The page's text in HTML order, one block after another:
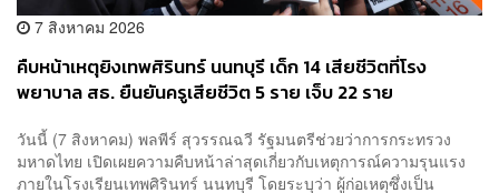
7 สิงหาคม 2026
คืบหน้าเหตุยิงเทพศิรินทร์ นนทบุรี เด็ก 14 เสียชีวิตที่โรง
พยาบาล สธ. ยืนยันครูเสียชีวิต 5 ราย เจ็บ 22 ราย
วันนี้ (7 สิงหาคม) พลพีร์ สุวรรณฉวี รัฐมนตรีช่วยว่าการกระทรวง
มหาดไทย เปิดเผยความคืบหน้าล่าสุดเกี่ยวกับเหตุการณ์ความรุนแรง
ภายในโรงเรียนเทพศิรินทร์ นนทบุรี โดยระบุว่า ผู้ก่อเหตุซึ่งเป็น